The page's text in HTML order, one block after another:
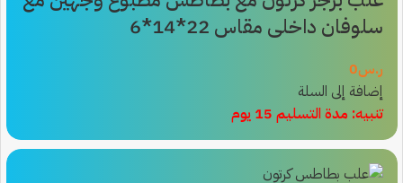
سلوفان داخلى مقاس 22*14*6
ر.س0
إضافة إلى السلة
تنبيه: مدة التسليم 15 يوم